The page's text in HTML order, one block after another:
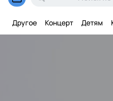
Другое Концерт Детям